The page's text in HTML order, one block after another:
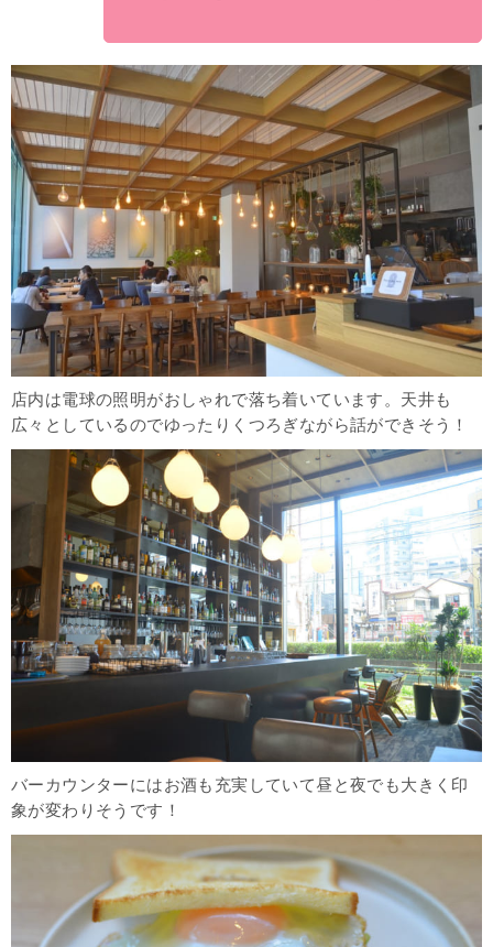
店内は電球の照明がおしゃれで落ち着いています。天井も
広々としているのでゆったりくつろぎながら話ができそう！
バーカウンターにはお酒も充実していて昼と夜でも大きく印
象が変わりそうです！